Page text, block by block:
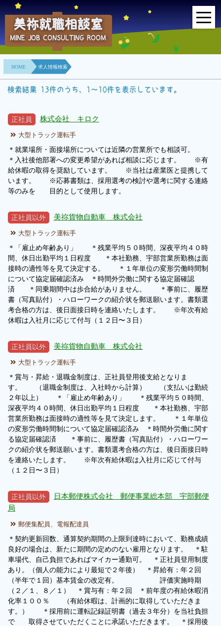
HOME
事業所紹介
相談室とは？
利用者の声
地域連携事業
求人情報検索
各種セミナー
履歴書ジェネレーター
美祢就職相談室
MINE JOB CONSULTING ROOM
HOME 求人情報検索
検索結果 13件のうち、1～10件を表示しています。
正社員 株式会社 キロク
大型トラック運転手
＊就業場所・面接場所については近隣の営業所でも相談可。
＊入社後他部署への変更希望があれば相談に応じます。 ※有
給休暇の取得を奨励しています。 ※当社は産業医と提携して
います。 ※応募書類は、採用選考の検討や選考に関する連絡
等のみを 目的として使用します。
正社員以外 美祢貨物自動車 株式会社
大型トラック運転手
＊「雇止め年齢あり」 ＊残業平均５０時間、深夜平均４０時
間、休日出勤平均１日程度 ＊本社勤務、宇部営業所勤務は面
接時の適性等を見て決定する。 ＊１年単位の変形労働時間制
について協定届確認済み ＊時間外労働に関する協定届確認
済 ＊同乗期間中は歩合給がありません。 ＊事前に、履歴
書（写真貼付）・ハローワークの紹介状を郵送願います。書類選
考合格の方は、後日面接日時を連絡いたします。 ※年次有給
休暇は入社月に応じて付与（１２日〜３日）
正社員以外 美祢貨物自動車 株式会社
大型トラック運転手
＊賞与・昇給・退職金制度は、正社員登用後支給となりま
す。 （退職金制度は、入社時から計算） （支払いは勤続
２年以上） ＊「雇止め年齢あり」 ＊残業平均５０時間、
深夜平均４０時間、休日出勤平均１日程度 ＊本社勤務、宇部
営業所勤務は面接時の適性等を見て決定します。 ＊１年単位
の変形労働時間制について協定届確認済み ＊時間外労働に関す
る協定届確認済 ＊事前に、履歴書（写真貼付）・ハローワー
クの紹介状を郵送願います。書類選考合格の方は、後日面接日時
を連絡いたします。 ※年次有給休暇は入社月に応じて付与
（１２日〜３日）
正社員以外
日本郵便株式会社 郵便事業総本部 宇部郵便
局
郵便集配員、電報配達員
＊契約更新回数、通算契約期間の上限到達時において、勤務成績
良好の場合は、新たに期間の定めのない雇用となります。 ＊駐
車場代、自己負担であればマイカー通勤可。 ＊正社員登用制度
あり。（個人の能力により最短で２年後） ＊昇給有：年２回
（半年で１回）基本賃金の改定有。 評価実施時期
（２／１、８／１） ＊賞与有：年２回 ＊前年度の有給休暇消
化率１００％ （有給休暇は、計画的に取得していただきま
す。） ＊採用前に運転記録証明書（過去３年分）を当社負担
で 取得させていただくことに承諾いただきます。 ＊採用後